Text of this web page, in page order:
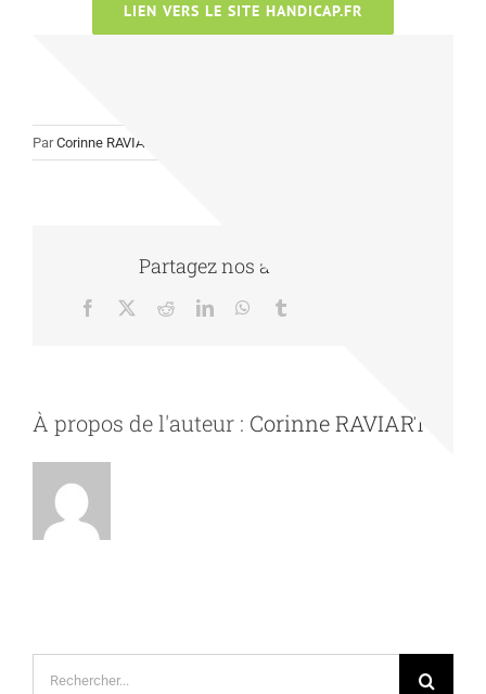
LIEN VERS LE SITE HANDICAP.FR
ParCorinne RAVIART
Partagez nos actualités
Facebook RedditLinkedInWhatsApp
À propos de l'auteur : Corinne RAVIART